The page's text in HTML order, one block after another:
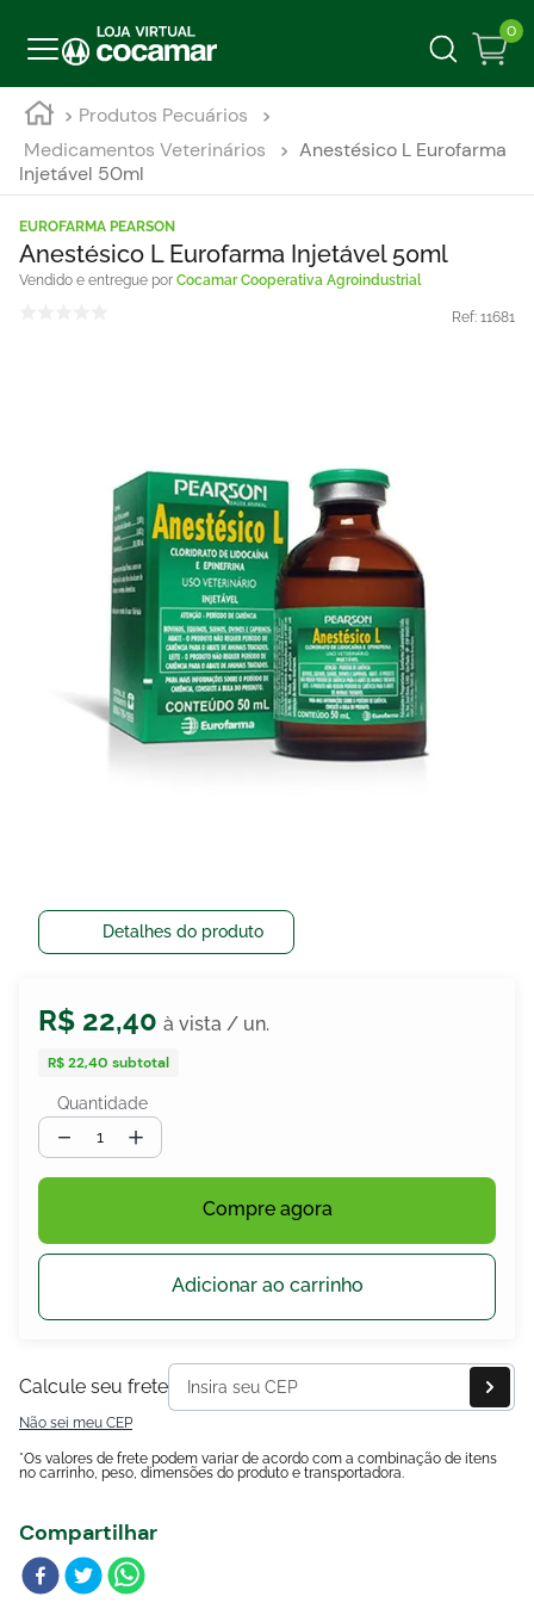
0
Produtos Pecuários
Medicamentos Veterinários
Anestésico L Eurofarma
Injetável 50ml
EUROFARMA PEARSON
Anestésico L Eurofarma Injetável 50ml
Cocamar Cooperativa Agroindustrial
Ref: 11681
Detalhes do produto
R$ 22,40
R$ 22,40 subtotal
Quantidade
＋
－
Compre agora
Adicionar ao carrinho
Calcule seu frete
Não sei meu CEP
*Os valores de frete podem variar de acordo com a combinação de itens
no carrinho, peso, dimensões do produto e transportadora.
Compartilhar